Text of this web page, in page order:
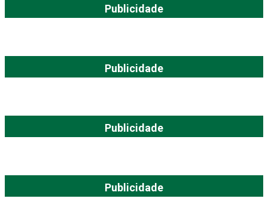
Publicidade
Publicidade
Publicidade
Publicidade